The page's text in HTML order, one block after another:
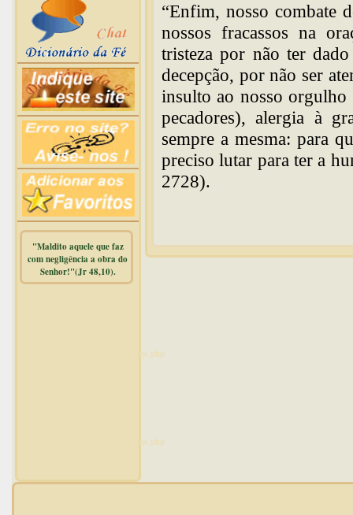
"Maldito aquele que faz
com negligência a obra do
Senhor!"(Jr 48,10).
/home/dicionar/public_html/online.php
/home/dicionar/public_html/online.php
“Enfim, nosso combate
nossos fracassos na
tristeza por não ter
decepção, por não ser
insulto ao nosso orgulho
pecadores), alergia à
sempre a mesma: para
preciso lutar para ter a
2728).